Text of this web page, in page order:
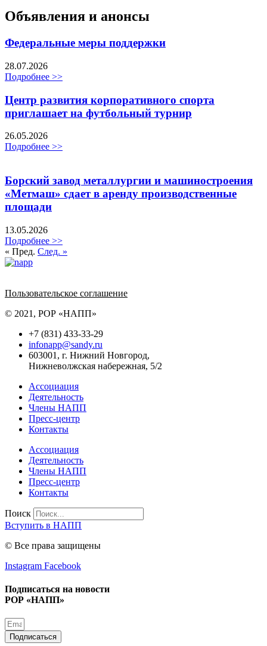
Объявления и анонсы
Федеральные меры поддержки
28.07.2026
Подробнее >>
Центр развития корпоративного спорта
приглашает на футбольный турнир
26.05.2026
Подробнее >>
Борский завод металлургии и машиностроения
«Метмаш» сдает в аренду производственные
площади
13.05.2026
Подробнее >>
« Пред. След. »
Пользовательское соглашение
© 2021, РОР «НАПП»
+7 (831) 433-33-29
infonapp@sandy.ru
603001, г. Нижний Новгород,
Нижневолжская набережная, 5/2
Ассоциация
Деятельность
Члены НАПП
Пресс-центр
Контакты
Ассоциация
Деятельность
Члены НАПП
Пресс-центр
Контакты
Поиск
Вступить в НАПП
© Все права защищены
Instagram Facebook
Подписаться на новости
РОР «НАПП»
Подписаться